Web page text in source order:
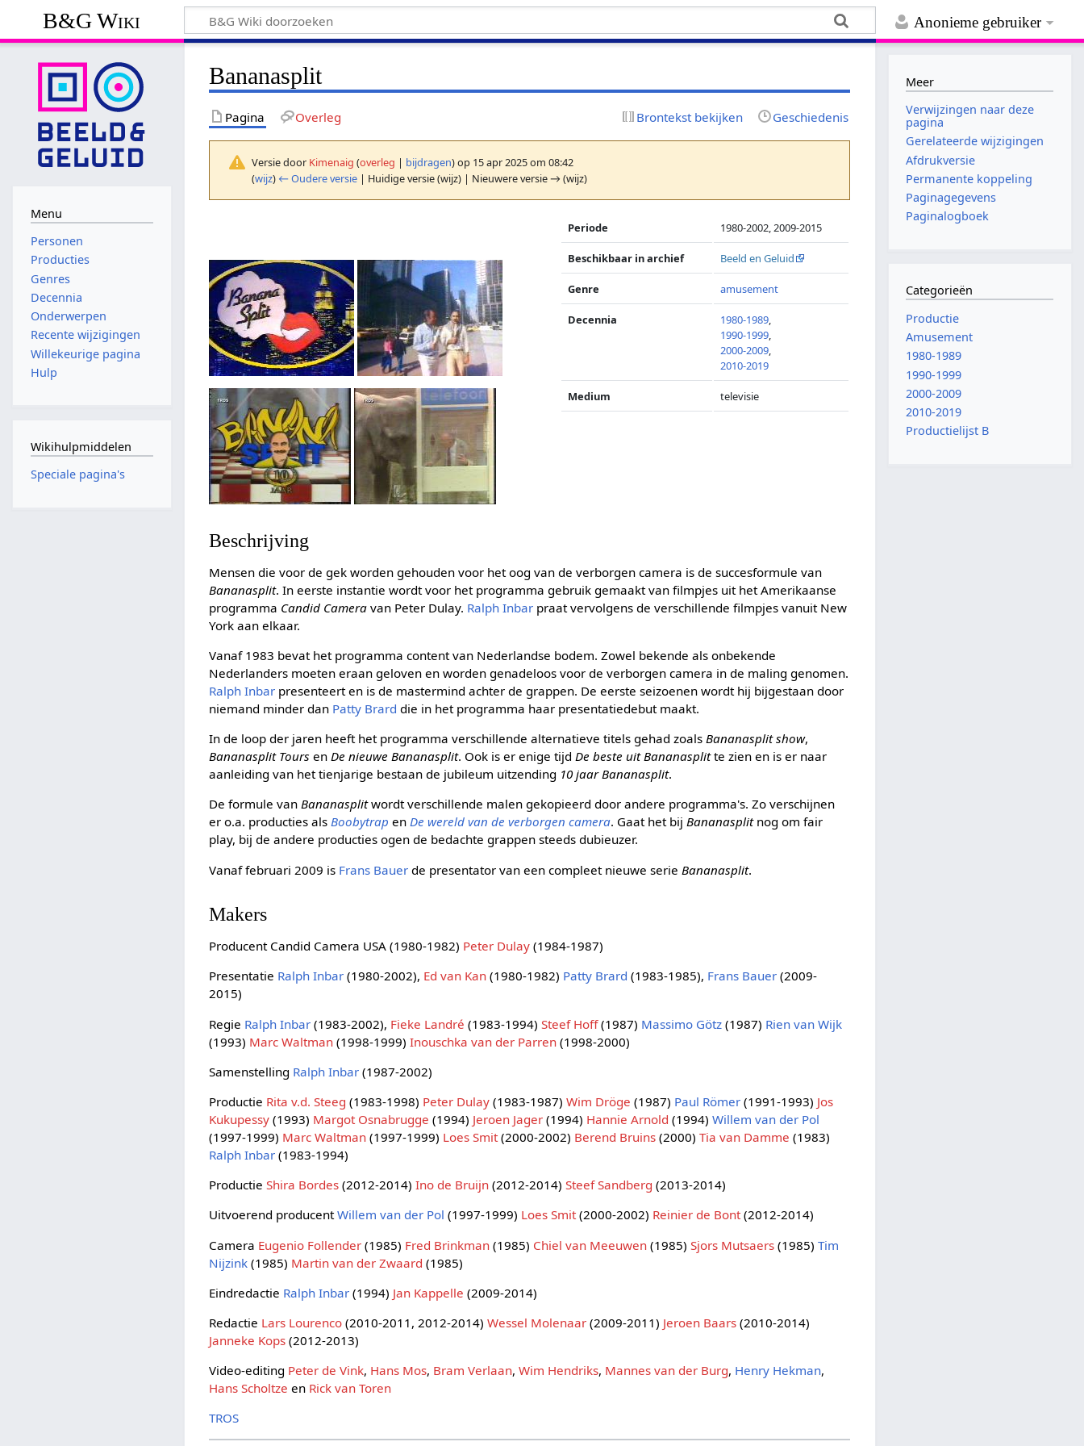
Anonieme gebruiker
B&G Wiki
Bananasplit
Pagina Overleg Brontekst bekijken Geschiedenis
Versie door Kimenaig (overleg | bijdragen)op 15 apr 2025 om 08:42
(wijz) ← Oudere versie | Huidige versie (wijz) | Nieuwere versie → (wijz)
Periode 1980-2002, 2009-2015
Beschikbaar in archief Beeld en Geluid
Genre amusement
Decennia 1980-1989,
1990-1999,
2000-2009,
2010-2019
Medium televisie
Beschrijving
Mensen die voor de gek worden gehouden voor het oog van de verborgen camera is de succesformule van
Bananasplit. In eerste instantie wordt voor het programma gebruik gemaakt van filmpjes uit het Amerikaanse
programma Candid Camera van Peter Dulay. Ralph Inbar praat vervolgens de verschillende filmpjes vanuit New
York aan elkaar.
Vanaf 1983 bevat het programma content van Nederlandse bodem. Zowel bekende als onbekende
Nederlanders moeten eraan geloven en worden genadeloos voor de verborgen camera in de maling genomen.
Ralph Inbar presenteert en is de mastermind achter de grappen. De eerste seizoenen wordt hij bijgestaan door
niemand minder dan Patty Brard die in het programma haar presentatiedebut maakt.
In de loop der jaren heeft het programma verschillende alternatieve titels gehad zoalsBananasplit show,
Bananasplit Tours enDe nieuwe Bananasplit. Ook is er enige tijdDe beste uit Bananasplitte zien en is er naar
aanleiding van het tienjarige bestaan de jubileum uitzending 10 jaar Bananasplit.
De formule vanBananasplitwordt verschillende malen gekopieerd door andere programma's. Zo verschijnen
er o.a. producties alsBoobytrap enDe wereld van de verborgen camera. Gaat het bijBananasplitnog om fair
play, bij de andere producties ogen de bedachte grappen steeds dubieuzer.
Vanaf februari 2009 is Frans Bauer de presentator van een compleet nieuwe serie Bananasplit.
Makers
Producent Candid Camera USA (1980-1982) Peter Dulay (1984-1987)
Presentatie Ralph Inbar (1980-2002), Ed van Kan (1980-1982) Patty Brard (1983-1985), Frans Bauer (2009-
2015)
Regie Ralph Inbar (1983-2002), Fieke Landré (1983-1994)Steef Hoff(1987) Massimo Götz (1987) Rien van Wijk
(1993) Marc Waltman (1998-1999)Inouschka van der Parren (1998-2000)
Samenstelling Ralph Inbar (1987-2002)
Productie Rita v.d. Steeg (1983-1998) Peter Dulay (1983-1987)Wim Dröge (1987) Paul Römer (1991-1993) Jos
Kukupessy (1993) Margot Osnabrugge (1994) Jeroen Jager (1994) Hannie Arnold (1994)Willem van der Pol
(1997-1999) Marc Waltman (1997-1999) Loes Smit (2000-2002) Berend Bruins (2000)Tia van Damme (1983)
Ralph Inbar (1983-1994)
ProductieShira Bordes (2012-2014)Ino de Bruijn (2012-2014)Steef Sandberg (2013-2014)
Uitvoerend producentWillem van der Pol (1997-1999) Loes Smit(2000-2002) Reinier de Bont(2012-2014)
Camera Eugenio Follender (1985) Fred Brinkman (1985) Chiel van Meeuwen (1985)Sjors Mutsaers (1985)Tim
Nijzink (1985) Martin van der Zwaard (1985)
Eindredactie Ralph Inbar (1994) Jan Kappelle (2009-2014)
Redactie Lars Lourenco (2010-2011, 2012-2014)Wessel Molenaar (2009-2011) Jeroen Baars (2010-2014)
Janneke Kops (2012-2013)
Video-editing Peter de Vink, Hans Mos, Bram Verlaan,Wim Hendriks, Mannes van der Burg, Henry Hekman,
Hans Scholtze en Rick van Toren
TROS
Menu
Personen
Producties
Genres
Decennia
Onderwerpen
Recente wijzigingen
Willekeurige pagina
Hulp
Wikihulpmiddelen
Speciale pagina's
Meer
Verwijzingen naar deze
pagina
Gerelateerde wijzigingen
Afdrukversie
Permanente koppeling
Paginagegevens
Paginalogboek
Categorieën
Productie
Amusement
1980-1989
1990-1999
2000-2009
2010-2019
Productielijst B